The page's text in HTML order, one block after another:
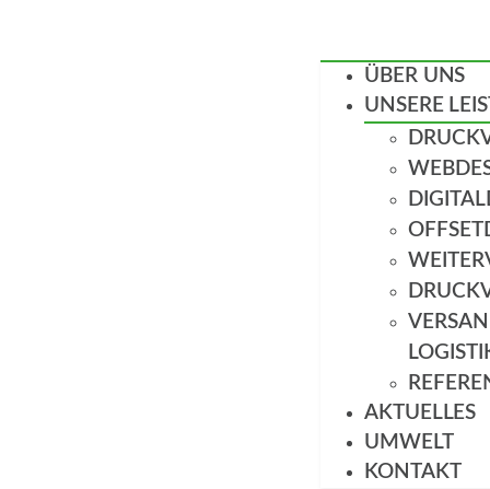
ÜBER UNS
UNSERE
AKTUELLES
UMWELT
KONTAKT